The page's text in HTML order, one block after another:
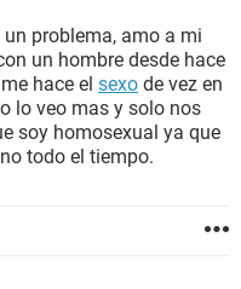
problema, amo a mi
un hombre desde hace
hace el sexo de vez en
lo veo mas y solo nos
soy homosexual ya que
todo el tiempo.